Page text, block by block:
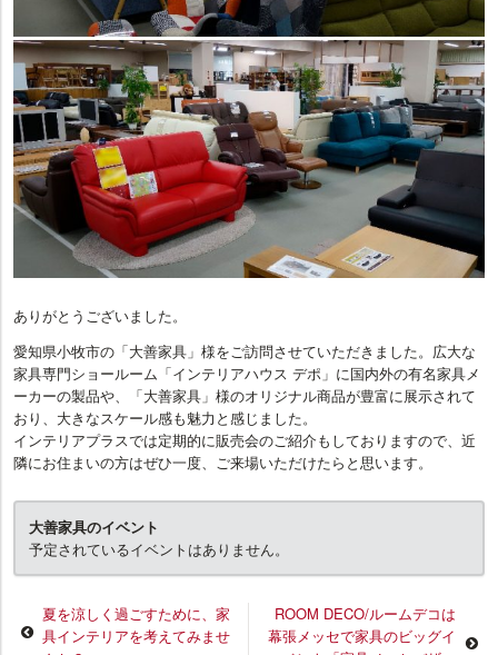
ありがとうございました。
愛知県小牧市の「大善家具」様をご訪問させていただきました。広大な
家具専門ショールーム「インテリアハウス デポ」に国内外の有名家具メ
ーカーの製品や、「大善家具」様のオリジナル商品が豊富に展示されて
おり、大きなスケール感も魅力と感じました。
インテリアプラスでは定期的に販売会のご紹介もしておりますので、近
隣にお住まいの方はぜひ一度、ご来場いただけたらと思います。
大善家具のイベント
予定されているイベントはありません。
夏を涼しく過ごすために、家
具インテリアを考えてみませ
ROOM DECO/ルームデコは
幕張メッセで家具のビッグイ